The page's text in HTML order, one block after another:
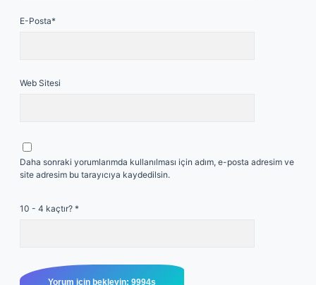
E-Posta*
Web Sitesi
Daha sonraki yorumlarımda kullanılması için adım, e-posta adresim ve
site adresim bu tarayıcıya kaydedilsin.
10 - 4 kaçtır? *